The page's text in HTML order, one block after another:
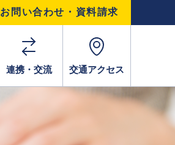
お問い合わせ・資料請求
連携・交流 交通アクセス